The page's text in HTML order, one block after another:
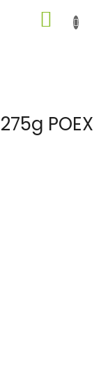
KOŠÍK
POEX